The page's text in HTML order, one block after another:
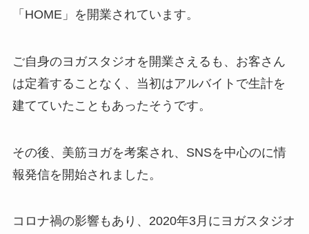
「HOME」を開業されています。
ご自身のヨガスタジオを開業さえるも、お客さん
は定着することなく、当初はアルバイトで生計を
建てていたこともあったそうです。
その後、美筋ヨガを考案され、SNSを中心のに情
報発信を開始されました。
コロナ禍の影響もあり、2020年3月にヨガスタジオ